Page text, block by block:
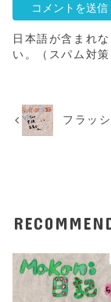
日本語が含まれ
い。（スパム対策
フラッ